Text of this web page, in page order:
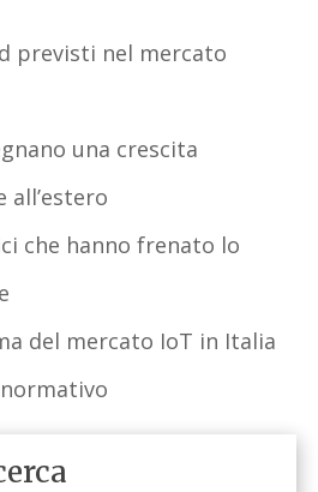
previsti nel mercato
una crescita
all’estero
che hanno frenato lo
del mercato IoT in Italia